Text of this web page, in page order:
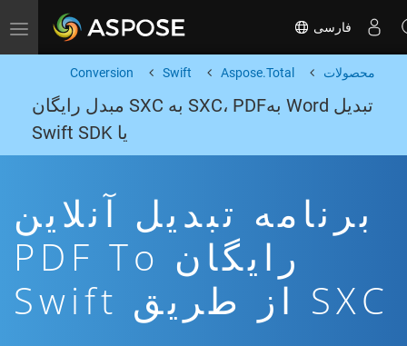
Toggle navigation فارسی
محصولات Aspose.Total
Swift
Conversion
تبدیل Word بهSXC، PDF به SXC مبدل رایگان
یا Swift SDK
برنامه تبدیل آنلاین
رایگان PDF To
SXC از طریق Swift